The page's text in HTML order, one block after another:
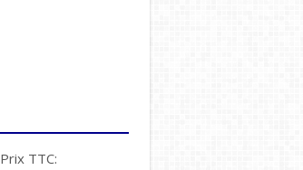
Prix TTC: